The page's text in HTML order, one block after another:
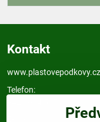
Kontakt
www.plastovepodkovy.cz
Telefon: